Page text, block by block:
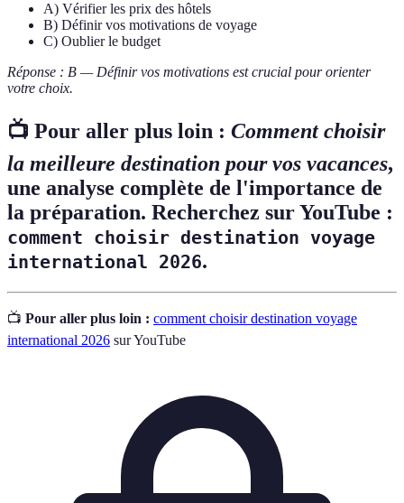
A) Vérifier les prix des hôtels
B) Définir vos motivations de voyage
C) Oublier le budget
Réponse : B — Définir vos motivations est crucial pour orienter
votre choix.
📺 Pour aller plus loin : Comment choisir
la meilleure destination pour vos vacances,
une analyse complète de l'importance de
la préparation. Recherchez sur YouTube :
comment choisir destination voyage
international 2026.
📺 Pour aller plus loin : comment choisir destination voyage
international 2026 sur YouTube